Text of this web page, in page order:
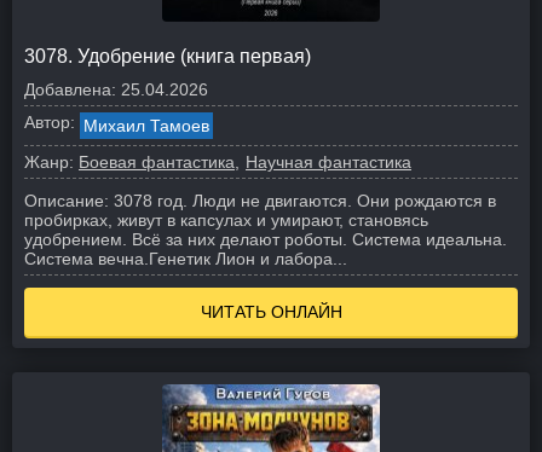
3078. Удобрение (книга первая)
Добавлена: 25.04.2026
Автор: Михаил Тамоев
Жанр: Боевая фантастика
Научная фантастика
Описание: 3078 год. Люди не двигаются. Они рождаются в
пробирках, живут в капсулах и умирают, становясь
удобрением. Всё за них делают роботы. Система идеальна.
Система вечна. Генетик Лион и лабора...
ЧИТАТЬ ОНЛАЙН